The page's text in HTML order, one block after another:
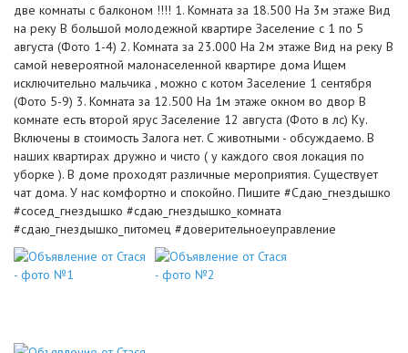
две комнаты с балконом !!!! 1. Комната за 18.500 На 3м этаже Вид
на реку В большой молодежной квартире Заселение с 1 по 5
августа (Фото 1-4) 2. Комната за 23.000 На 2м этаже Вид на реку В
самой невероятной малонаселенной квартире дома Ищем
исключительно мальчика , можно с котом Заселение 1 сентября
(Фото 5-9) 3. Комната за 12.500 На 1м этаже окном во двор В
комнате есть второй ярус Заселение 12 августа (Фото в лс) Ку.
Включены в стоимость Залога нет. С животными - обсуждаемо. В
наших квартирах дружно и чисто ( у каждого своя локация по
уборке ). В доме проходят различные мероприятия. Существует
чат дома. У нас комфортно и спокойно. Пишите #Сдаю_гнездышко
#сосед_гнездышко #сдаю_гнездышко_комната
#сдаю_гнездышко_питомец #доверительноеуправление